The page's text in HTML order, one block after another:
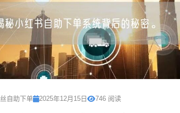
自助下单 2025年12月15日 746 阅读